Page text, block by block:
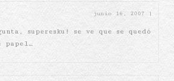
junio 16, 2007 |
superesku! se ve que se quedó
papel…